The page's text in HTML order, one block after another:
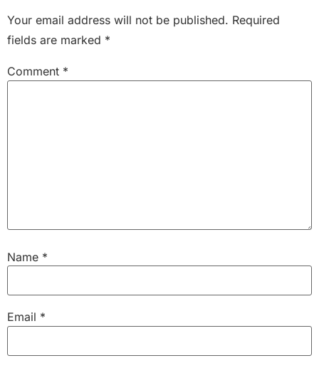
Your email address will not be published. Required
fields are marked *
Comment *
Name *
Email *